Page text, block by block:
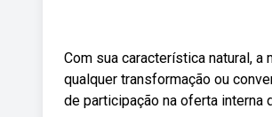
Com sua característica natural,
qualquer transformação ou
de participação na oferta interna